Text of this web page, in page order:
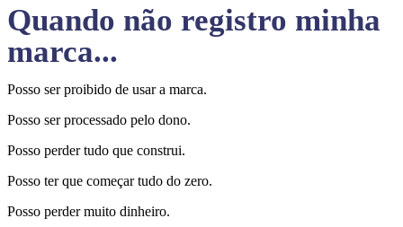
Quando não registro minha
marca...
Posso ser proibido de usar a marca.
Posso ser processado pelo dono.
Posso perder tudo que construi.
Posso ter que começar tudo do zero.
Posso perder muito dinheiro.